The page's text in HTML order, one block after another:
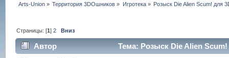
Arts-Union » Территория 3DOшников » Игротека» Розыск Die Alien Scum! для
Страницы: [1]2 Вниз
Автор Тема: Розыск Die Alien